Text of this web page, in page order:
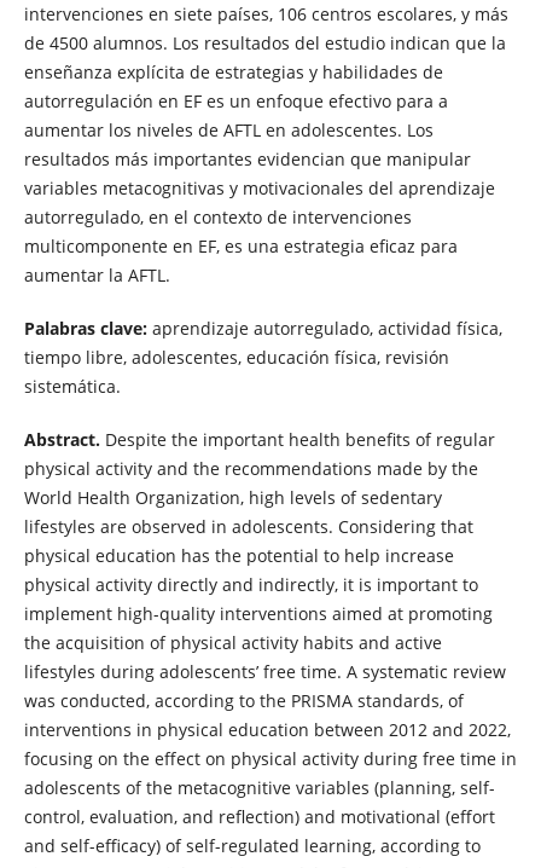
intervenciones en siete países, 106 centros escolares, y más
de 4500 alumnos. Los resultados del estudio indican que la
enseñanza explícita de estrategias y habilidades de
autorregulación en EF es un enfoque efectivo para a
aumentar los niveles de AFTL en adolescentes. Los
resultados más importantes evidencian que manipular
variables metacognitivas y motivacionales del aprendizaje
autorregulado, en el contexto de intervenciones
multicomponente en EF, es una estrategia eficaz para
aumentar la AFTL.
Palabras clave: aprendizaje autorregulado, actividad física,
tiempo libre, adolescentes, educación física, revisión
sistemática.
Abstract. Despite the important health benefits of regular
physical activity and the recommendations made by the
World Health Organization, high levels of sedentary
lifestyles are observed in adolescents. Considering that
physical education has the potential to help increase
physical activity directly and indirectly, it is important to
implement high-quality interventions aimed at promoting
the acquisition of physical activity habits and active
lifestyles during adolescents’ free time. A systematic review
was conducted, according to the PRISMA standards, of
interventions in physical education between 2012 and 2022,
focusing on the effect on physical activity during free time in
adolescents of the metacognitive variables (planning, self-
control, evaluation, and reflection) and motivational (effort
and self-efficacy) of self-regulated learning, according to